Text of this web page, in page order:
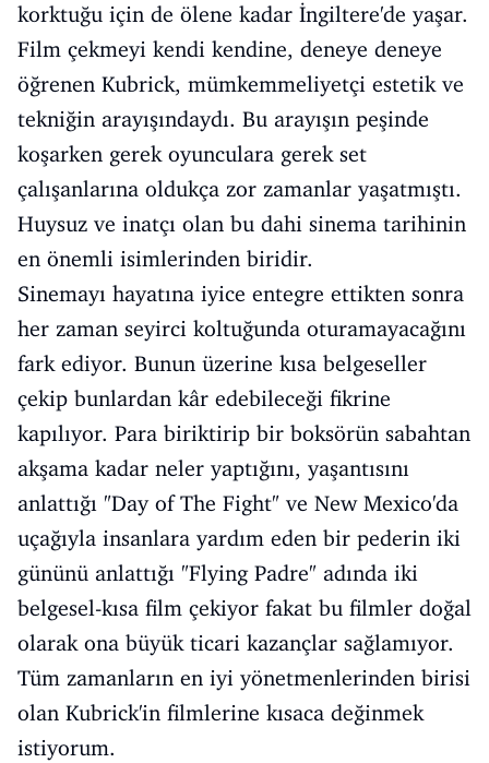
korktuğu için de ölene kadar İngiltere'de yaşar.
Film çekmeyi kendi kendine, deneye deneye
öğrenen Kubrick, mümkemmeliyetçi estetik ve
tekniğin arayışındaydı. Bu arayışın peşinde
koşarken gerek oyunculara gerek set
çalışanlarına oldukça zor zamanlar yaşatmıştı.
Huysuz ve inatçı olan bu dahi sinema tarihinin
en önemli isimlerinden biridir.
Sinemayı hayatına iyice entegre ettikten sonra
her zaman seyirci koltuğunda oturamayacağını
fark ediyor. Bunun üzerine kısa belgeseller
çekip bunlardan kâr edebileceği fikrine
kapılıyor. Para biriktirip bir boksörün sabahtan
akşama kadar neler yaptığını, yaşantısını
anlattığı "Day of The Fight" ve New Mexico'da
uçağıyla insanlara yardım eden bir pederin iki
gününü anlattığı "Flying Padre" adında iki
belgesel-kısa film çekiyor fakat bu filmler doğal
olarak ona büyük ticari kazançlar sağlamıyor.
Tüm zamanların en iyi yönetmenlerinden birisi
olan Kubrick'in filmlerine kısaca değinmek
istiyorum.